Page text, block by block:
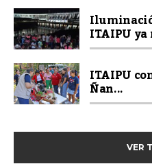
ITAIPU ya
ITAIPU
Ñan...
VER